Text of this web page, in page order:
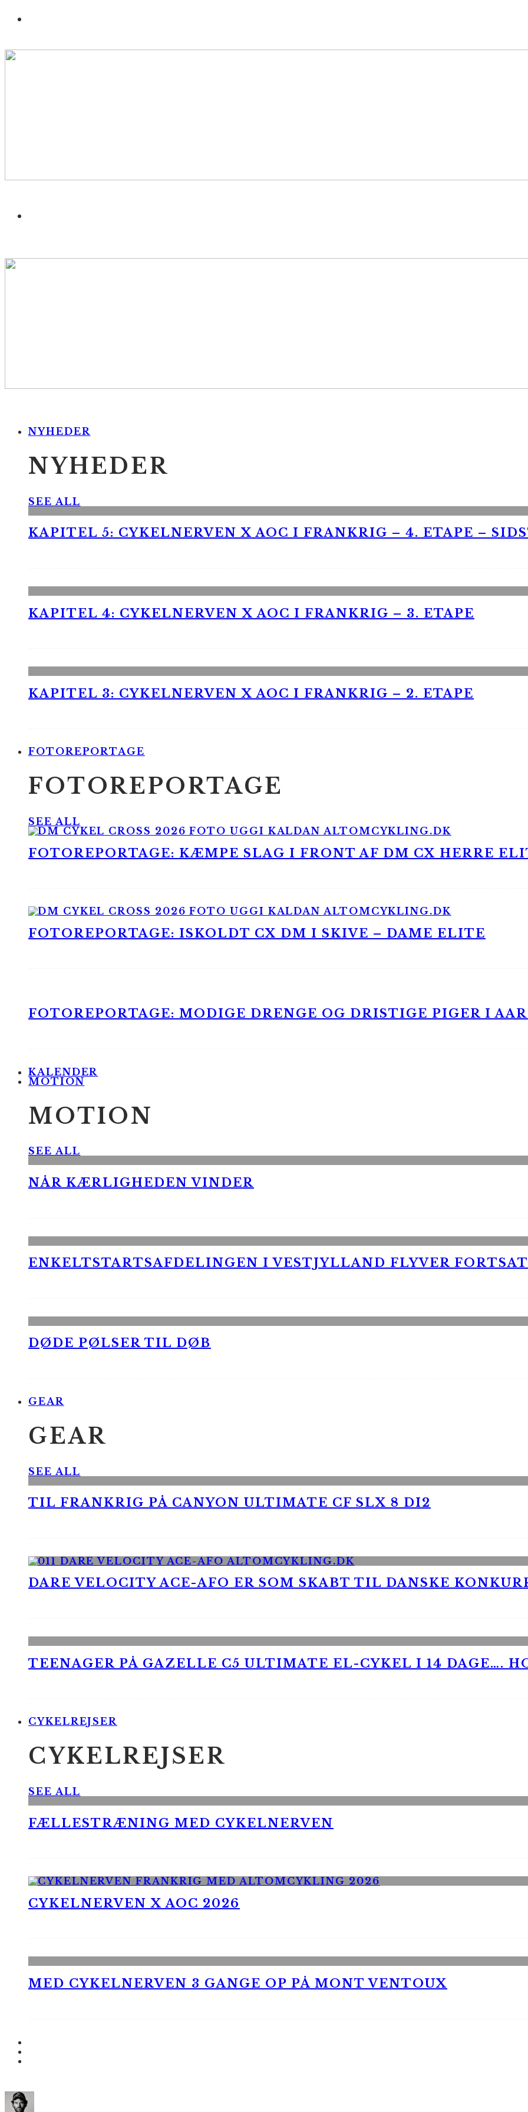
NYHEDER
NYHEDER
SEE ALL
KAPITEL 5: CYKELNERVEN X AOC I FRANKRIG – 4. ETAPE –
KAPITEL 4: CYKELNERVEN X AOC I FRANKRIG – 3. ETAPE
KAPITEL 3: CYKELNERVEN X AOC I FRANKRIG – 2. ETAPE
FOTOREPORTAGE
FOTOREPORTAGE
SEE ALL
FOTOREPORTAGE: KÆMPE SLAG I FRONT AF DM CX HERRE
FOTOREPORTAGE: ISKOLDT CX DM I SKIVE – DAME ELITE
FOTOREPORTAGE: MODIGE DRENGE OG DRISTIGE PIGER I
KALENDER
MOTION
MOTION
SEE ALL
NÅR KÆRLIGHEDEN VINDER
ENKELTSTARTSAFDELINGEN I VESTJYLLAND FLYVER
DØDE PØLSER TIL DØB
GEAR
GEAR
SEE ALL
TIL FRANKRIG PÅ CANYON ULTIMATE CF SLX 8 DI2
DARE VELOCITY ACE-AFO ER SOM SKABT TIL DANSKE
TEENAGER PÅ GAZELLE C5 ULTIMATE EL-CYKEL I 14 DAGE….
CYKELREJSER
CYKELREJSER
SEE ALL
FÆLLESTRÆNING MED CYKELNERVEN
CYKELNERVEN X AOC 2026
MED CYKELNERVEN 3 GANGE OP PÅ MONT VENTOUX